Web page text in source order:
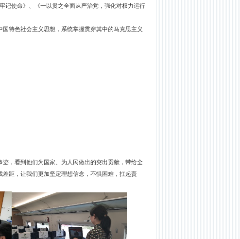
记使命》、《一以贯之全面从严治党，强化对权力运行
特色社会主义思想，系统掌握贯穿其中的马克思主义
，看到他们为国家、为人民做出的突出贡献，带给全
距，让我们更加坚定理想信念，不惧困难，扛起责